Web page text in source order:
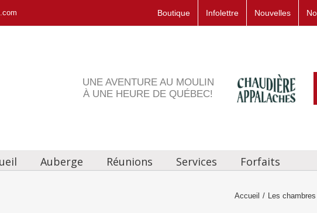
Boutique Infolettre Nouvelles
UNE AVENTURE AU MOULIN
À UNE HEURE DE QUÉBEC!
Auberge Réunions Services Forfaits
Accueil Les chambres